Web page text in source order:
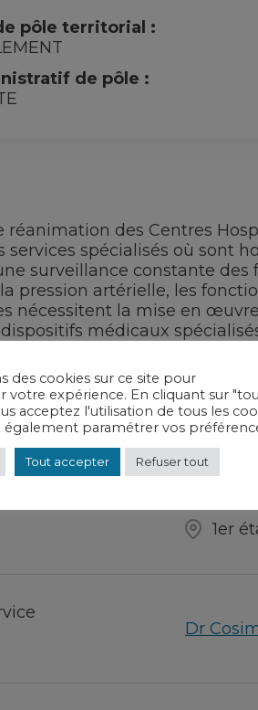
pôle territorial :
de pôle :
réanimation des Centres
services spécialisés où sont
surveillance constante
la pression artérielle, les
nécessitent la mise en
dispositifs médicaux
médical et
03 25
1er
Dr
des cookies sur ce site pour
votre expérience. En cliquant sur
acceptez l'utilisation de tous les
également paramétrer vos
Tout accepter Refuser tout